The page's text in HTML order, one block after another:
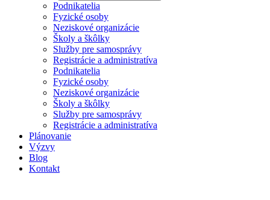
Podnikatelia
Fyzické osoby
Neziskové organizácie
Školy a škôlky
Služby pre samosprávy
Registrácie a administratíva
Podnikatelia
Fyzické osoby
Neziskové organizácie
Školy a škôlky
Služby pre samosprávy
Registrácie a administratíva
Plánovanie
Výzvy
Blog
Kontakt